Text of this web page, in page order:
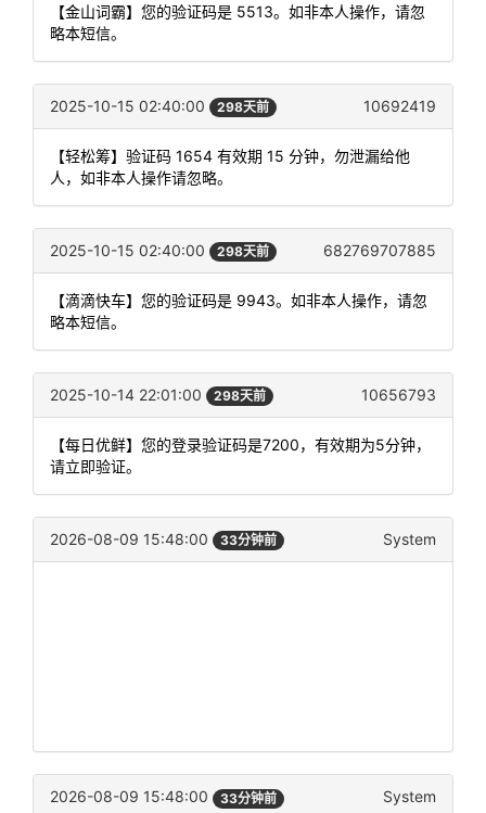
【金山词霸】您的验证码是 5513。如非本人操作，请忽
略本短信。
2025-10-15 02:40:00 298天前 10692419
【轻松筹】验证码 1654 有效期 15 分钟，勿泄漏给他
人，如非本人操作请忽略。
2025-10-15 02:40:00 298天前 682769707885
【滴滴快车】您的验证码是 9943。如非本人操作，请忽
略本短信。
2025-10-14 22:01:00 298天前 10656793
【每日优鲜】您的登录验证码是7200，有效期为5分钟，
请立即验证。
2026-08-09 15:48:00 33分钟前 System
2026-08-09 15:48:00 33分钟前 System